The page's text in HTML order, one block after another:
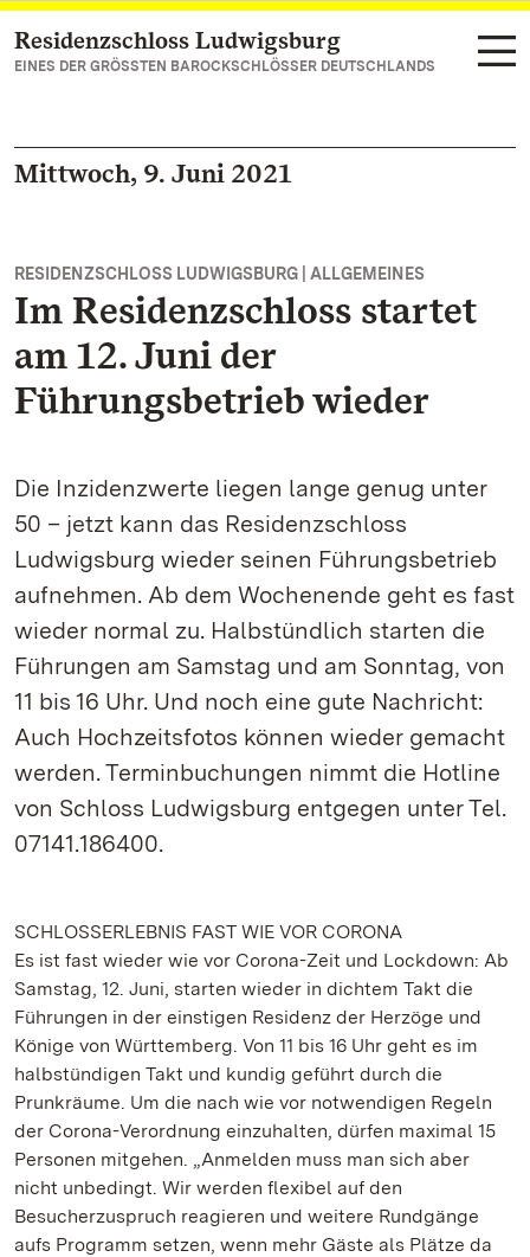
Zum Hauptinhalt springen
Residenzschloss Ludwigsburg
EINES DER GRÖSSTEN BAROCKSCHLÖSSER DEUTSCHLANDS
Mittwoch, 9. Juni 2021
RESIDENZSCHLOSS LUDWIGSBURG | ALLGEMEINES
Im Residenzschloss startet
am 12. Juni der
Führungsbetrieb wieder
Die Inzidenzwerte liegen lange genug unter
50 – jetzt kann das Residenzschloss
Ludwigsburg wieder seinen Führungsbetrieb
aufnehmen. Ab dem Wochenende geht es fast
wieder normal zu. Halbstündlich starten die
Führungen am Samstag und am Sonntag, von
11 bis 16 Uhr. Und noch eine gute Nachricht:
Auch Hochzeitsfotos können wieder gemacht
werden. Terminbuchungen nimmt die Hotline
von Schloss Ludwigsburg entgegen unter Tel.
07141.186400.
SCHLOSSERLEBNIS FAST WIE VOR CORONA
Es ist fast wieder wie vor Corona-Zeit und Lockdown: Ab
Samstag, 12. Juni, starten wieder in dichtem Takt die
Führungen in der einstigen Residenz der Herzöge und
Könige von Württemberg. Von 11 bis 16 Uhr geht es im
halbstündigen Takt und kundig geführt durch die
Prunkräume. Um die nach wie vor notwendigen Regeln
der Corona-Verordnung einzuhalten, dürfen maximal 15
Personen mitgehen. „Anmelden muss man sich aber
nicht unbedingt. Wir werden flexibel auf den
Besucherzuspruch reagieren und weitere Rundgänge
aufs Programm setzen, wenn mehr Gäste als Plätze da